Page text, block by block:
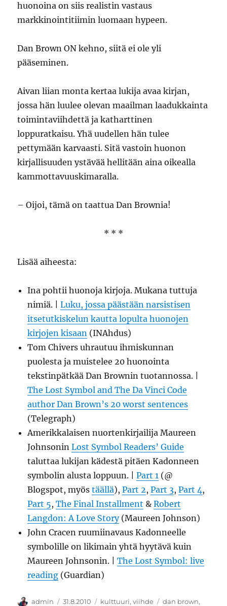
huonoina on siis realistin vastaus
markkinointitiimin luomaan hypeen.
Dan Brown ON kehno, siitä ei ole yli
pääseminen.
Aivan liian monta kertaa lukija avaa kirjan,
jossa hän luulee olevan maailman laadukkainta
toimintaviihdettä ja katharttinen
loppuratkaisu. Yhä uudellen hän tulee
pettymään karvaasti. Sitä vastoin huonon
kirjallisuuden ystävää hellitään aina oikealla
kammottavuuskimaralla.
– Oijoi, tämä on taattua Dan Brownia!
* * *
Lisää aiheesta:
Ina pohtii huonoja kirjoja. Mukana tuttuja
nimiä. |Luku, jossa päästään narsistisen
itsetutkiskelun kautta lopulta huonojen
kirjojen kisaan (INAhdus)
Tom Chivers uhrautuu ihmiskunnan
puolesta ja muistelee 20 huonointa
tekstinpätkää Dan Brownin tuotannossa. |
The Lost Symbol and The Da Vinci Code
author Dan Brown’s 20 worst sentences
(Telegraph)
Amerikkalaisen nuortenkirjailija Maureen
JohnsoninLost Symbol Readers’ Guide
taluttaa lukijan kädestä pitäen Kadonneen
symbolin alusta loppuun. |Part 1 (@
Blogspot, myöstäällä),Part 2,Part 3,Part 4,
Part 5,The Final Installment &Robert
Langdon: A Love Story(Maureen Johnson)
John Cracen ruumiinavaus Kadonneelle
symbolille on likimain yhtä hyytävä kuin
Maureen Johnsonin. |The Lost Symbol: live
reading (Guardian)
Kirjoittaja
admin Julkaistu
31.8.2010 Kategoriat
kulttuuri,viihde Avainsanat
dan brown,